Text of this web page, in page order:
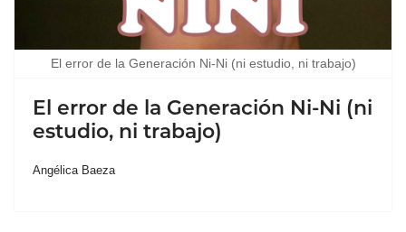
El error de la Generación Ni-Ni (ni estudio, ni trabajo)
El error de la Generación Ni-Ni (ni
estudio, ni trabajo)
Angélica Baeza